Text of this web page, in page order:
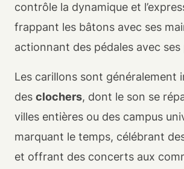
contrôle la dynamique et
frappant les bâtons avec ses
actionnant des pédales avec ses
Les carillons sont généralement
des clochers, dont le son se
villes entières ou des campus
marquant le temps, célébrant
et offrant des concerts aux